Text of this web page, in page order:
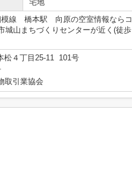
宅地
線 橋本駅 向原の空室情報ならコ
城山まちづくりセンターが近く(徒歩
松４丁目25-11 101号
取引業協会